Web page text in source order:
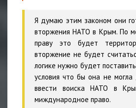
Я думаю этим законом они
вторжения НАТО в Крым. По
праву это будет
вторжение не будет
логике нужно будет
условия что бы она не
ввести воиска НАТО в
миждународное право.